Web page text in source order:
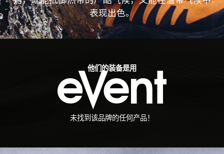
表现出色。
他们的装备是用
未找到该品牌的任何产品！